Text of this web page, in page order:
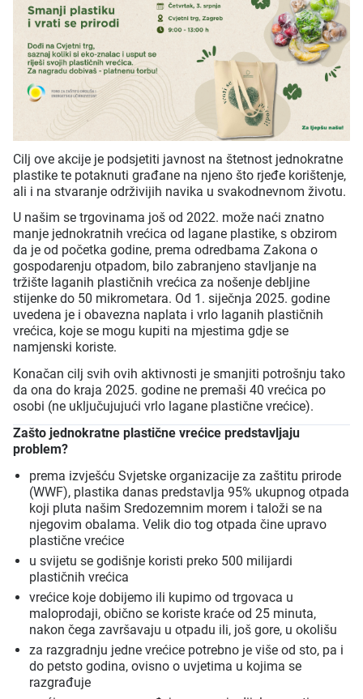
Cilj ove akcije je podsjetiti javnost na štetnost jednokratne
plastike te potaknuti građane na njeno što rjeđe korištenje,
ali i na stvaranje održivijih navika u svakodnevnom životu.
U našim se trgovinama još od 2022. može naći znatno
manje jednokratnih vrećica od lagane plastike, s obzirom
da je od početka godine, prema odredbama Zakona o
gospodarenju otpadom, bilo zabranjeno stavljanje na
tržište laganih plastičnih vrećica za nošenje debljine
stijenke do 50 mikrometara. Od 1. siječnja 2025. godine
uvedena je i obavezna naplata i vrlo laganih plastičnih
vrećica, koje se mogu kupiti na mjestima gdje se
namjenski koriste.
Konačan cilj svih ovih aktivnosti je smanjiti potrošnju tako
da ona do kraja 2025. godine ne premaši 40 vrećica po
osobi (ne uključujujući vrlo lagane plastične vrećice).
Zašto jednokratne plastične vrećice predstavljaju
problem?
prema izvješću Svjetske organizacije za zaštitu prirode
(WWF), plastika danas predstavlja 95% ukupnog otpada
koji pluta našim Sredozemnim morem i taloži se na
njegovim obalama. Velik dio tog otpada čine upravo
plastične vrećice
u svijetu se godišnje koristi preko 500 milijardi
plastičnih vrećica
vrećice koje dobijemo ili kupimo od trgovaca u
maloprodaji, obično se koriste kraće od 25 minuta,
nakon čega završavaju u otpadu ili, još gore, u okolišu
za razgradnju jedne vrećice potrebno je više od sto, pa i
do petsto godina, ovisno o uvjetima u kojima se
razgrađuje